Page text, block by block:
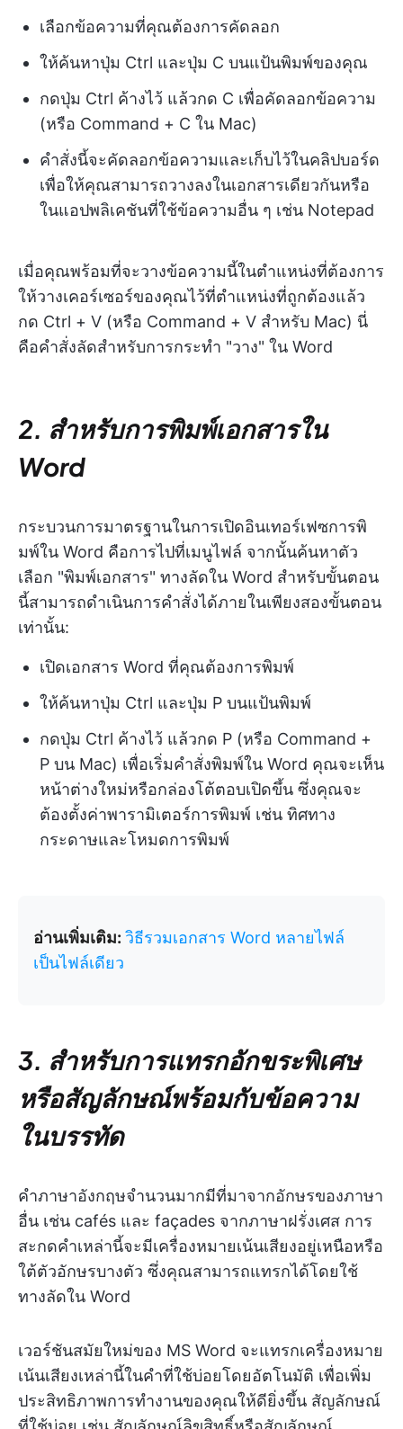
เลือกข้อความที่คุณต้องการคัดลอก
ให้ค้นหาปุ่ม Ctrl และปุ่ม C บนแป้นพิมพ์ของคุณ
กดปุ่ม Ctrl ค้างไว้ แล้วกด C เพื่อคัดลอกข้อความ
(หรือ Command + C ใน Mac)
คำสั่งนี้จะคัดลอกข้อความและเก็บไว้ในคลิปบอร์ด
เพื่อให้คุณสามารถวางลงในเอกสารเดียวกันหรือ
ในแอปพลิเคชันที่ใช้ข้อความอื่น ๆ เช่น Notepad
เมื่อคุณพร้อมที่จะวางข้อความนี้ในตำแหน่งที่ต้องการ
ให้วางเคอร์เซอร์ของคุณไว้ที่ตำแหน่งที่ถูกต้องแล้ว
กด Ctrl + V (หรือ Command + V สำหรับ Mac) นี่
คือคำสั่งลัดสำหรับการกระทำ "วาง" ใน Word
2. สำหรับการพิมพ์เอกสารใน
Word
กระบวนการมาตรฐานในการเปิดอินเทอร์เฟซการพิ
มพ์ใน Word คือการไปที่เมนูไฟล์ จากนั้นค้นหาตัว
เลือก "พิมพ์เอกสาร" ทางลัดใน Word สำหรับขั้นตอน
นี้สามารถดำเนินการคำสั่งได้ภายในเพียงสองขั้นตอน
เท่านั้น:
เปิดเอกสาร Word ที่คุณต้องการพิมพ์
ให้ค้นหาปุ่ม Ctrl และปุ่ม P บนแป้นพิมพ์
กดปุ่ม Ctrl ค้างไว้ แล้วกด P (หรือ Command +
P บน Mac) เพื่อเริ่มคำสั่งพิมพ์ใน Word คุณจะเห็น
หน้าต่างใหม่หรือกล่องโต้ตอบเปิดขึ้น ซึ่งคุณจะ
ต้องตั้งค่าพารามิเตอร์การพิมพ์ เช่น ทิศทาง
กระดาษและโหมดการพิมพ์
อ่านเพิ่มเติม: วิธีรวมเอกสาร Word หลายไฟล์
เป็นไฟล์เดียว
3. สำหรับการแทรกอักขระพิเศษ
หรือสัญลักษณ์พร้อมกับข้อความ
ในบรรทัด
คำภาษาอังกฤษจำนวนมากมีที่มาจากอักษรของภาษา
อื่น เช่น cafés และ façades จากภาษาฝรั่งเศส การ
สะกดคำเหล่านี้จะมีเครื่องหมายเน้นเสียงอยู่เหนือหรือ
ใต้ตัวอักษรบางตัว ซึ่งคุณสามารถแทรกได้โดยใช้
ทางลัดใน Word
เวอร์ชันสมัยใหม่ของ MS Word จะแทรกเครื่องหมาย
เน้นเสียงเหล่านี้ในคำที่ใช้บ่อยโดยอัตโนมัติ เพื่อเพิ่ม
ประสิทธิภาพการทำงานของคุณให้ดียิ่งขึ้น สัญลักษณ์